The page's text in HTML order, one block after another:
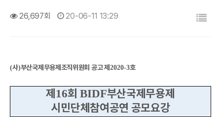
26,697회 20-06-11 13:29
(사)부산국제무용제조직위원회 공고 제 2020-3호
제 16회 BIDF부산국제무용제
시민단체참여공연 공모요강